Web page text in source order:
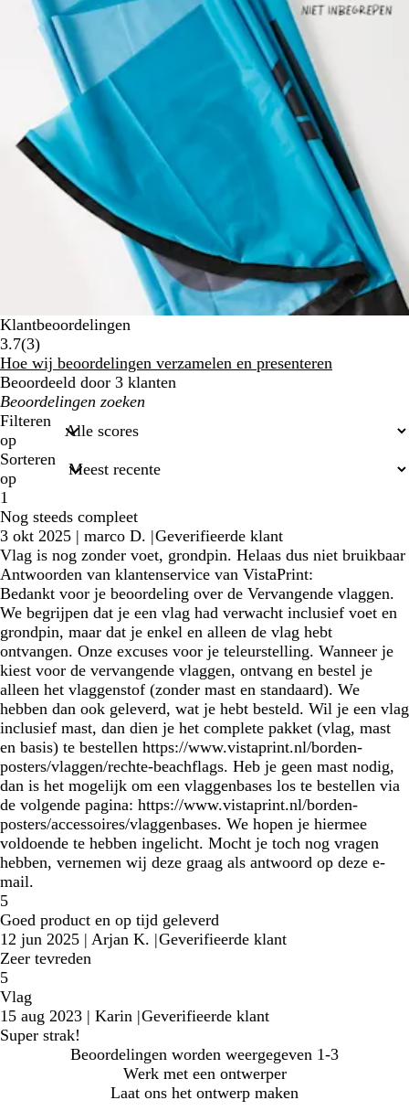
Klantbeoordelingen
3.7(33
klantbeoordelingen
)
Hoe wij beoordelingen verzamelen en presenteren
Beoordeeld door 3 klanten
Mijn
zoekopdrachten
Filteren
op
Sorteren
op
1
Nog steeds compleet
3 okt 2025 | marco D. |Geverifieerde klant
Vlag is nog zonder voet, grondpin. Helaas dus niet bruikbaar
Antwoorden van klantenservice van VistaPrint:
Bedankt voor je beoordeling over de Vervangende vlaggen.
We begrijpen dat je een vlag had verwacht inclusief voet en
grondpin, maar dat je enkel en alleen de vlag hebt
ontvangen. Onze excuses voor je teleurstelling. Wanneer je
kiest voor de vervangende vlaggen, ontvang en bestel je
alleen het vlaggenstof (zonder mast en standaard). We
hebben dan ook geleverd, wat je hebt besteld. Wil je een vlag
inclusief mast, dan dien je het complete pakket (vlag, mast
en basis) te bestellen https://www.vistaprint.nl/borden-
posters/vlaggen/rechte-beachflags. Heb je geen mast nodig,
dan is het mogelijk om een vlaggenbases los te bestellen via
de volgende pagina: https://www.vistaprint.nl/borden-
posters/accessoires/vlaggenbases. We hopen je hiermee
voldoende te hebben ingelicht. Mocht je toch nog vragen
hebben, vernemen wij deze graag als antwoord op deze e-
mail.
5
Goed product en op tijd geleverd
12 jun 2025 | Arjan K. |Geverifieerde klant
Zeer tevreden
5
Vlag
15 aug 2023 | Karin |Geverifieerde klant
Super strak!
Beoordelingen worden weergegeven 1-3
Werk met een ontwerper
Laat ons het ontwerp maken